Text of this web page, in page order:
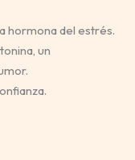
hormona del estrés.
un